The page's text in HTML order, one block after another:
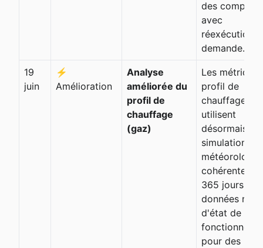
des
avec
réexécutions
demande.
19
juin
⚡
Amélioration
Analyse
améliorée du
profil de
chauffage
(gaz)
Les
profil de
chauffage
utilisent
désormais
simulation
cohérente sur
365 jours et
données
d'état de
pour des